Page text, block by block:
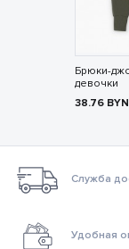
Брюки-
девочки
38.76 BYN
Служба
Удобная